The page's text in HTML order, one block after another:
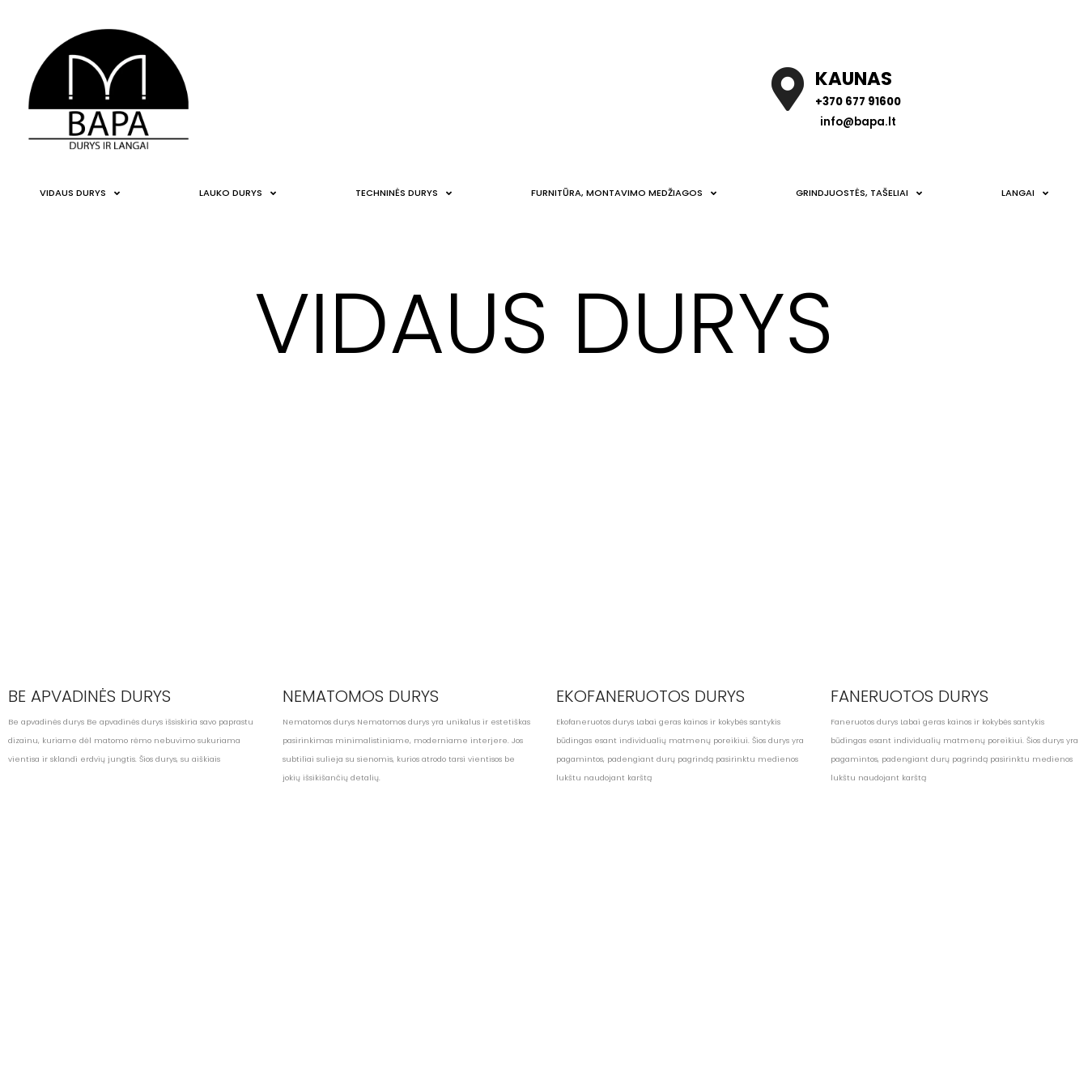
KAUNAS
+370 677 91600
info@bapa.lt
VIDAUS DURYS LAUKO DURYS TECHNINĖS DURYS FURNITŪRA, MONTAVIMO MEDŽIAGOS GRINDJUOSTĖS, TAŠELIAI LANGAI
VIDAUS DURYS
BE APVADINĖS DURYS
Be apvadinės durys Be apvadinės durys išsiskiria savo paprastu
dizainu, kuriame dėl matomo rėmo nebuvimo sukuriama
vientisa ir sklandi erdvių jungtis. Šios durys, su aiškiais
NEMATOMOS DURYS
Nematomos durys Nematomos durys yra unikalus ir estetiškas
pasirinkimas minimalistiniame, moderniame interjere. Jos
subtiliai sulieja su sienomis, kurios atrodo tarsi vientisos be
jokių išsikišančių detalių.
EKOFANERUOTOS DURYS
Ekofaneruotos durys Labai geras kainos ir kokybės santykis
būdingas esant individualių matmenų poreikiui. Šios durys yra
pagamintos, padengiant durų pagrindą pasirinktu medienos
lukštu naudojant karštą
FANERUOTOS DURYS
Faneruotos durys Labai geras kainos ir kokybės santykis
būdingas esant individualių matmenų poreikiui. Šios durys yra
pagamintos, padengiant durų pagrindą pasirinktu medienos
lukštu naudojant karštą